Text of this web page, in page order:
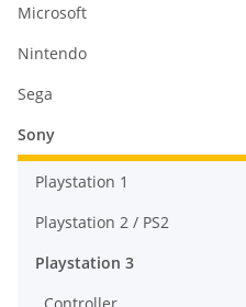
Microsoft
Nintendo
Sega
Sony
Playstation 1
Playstation 2 / PS2
Playstation 3